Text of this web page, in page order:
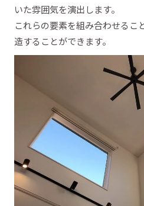
いた雰囲気を演出します。
これらの要素を組み合わせるこ
造することができます。